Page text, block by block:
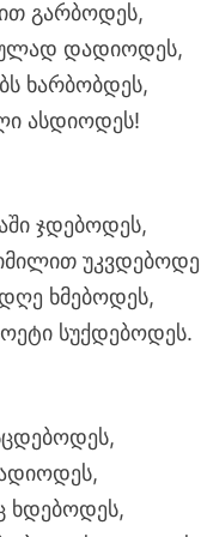
გარბოდეს,
დადიოდეს,
ხარბობდეს,
ასდიოდეს!
ჯდებოდეს,
ხმებოდეს,
სუქდებოდეს.
ხდებოდეს,